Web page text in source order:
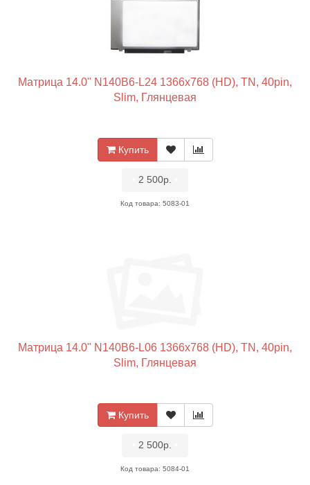
Матрица 14.0" N140B6-L24 1366x768 (HD), TN, 40pin,
Slim, Глянцевая
Купить
2 500р.
Код товара: 5083-01
Матрица 14.0" N140B6-L06 1366x768 (HD), TN, 40pin,
Slim, Глянцевая
Купить
2 500р.
Код товара: 5084-01